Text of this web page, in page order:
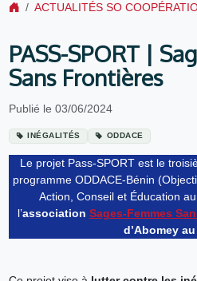
ACTUALITÉS SO
PASS-SPORT |
Sans Frontières
Publié le 03/06/2024
INÉGALITÉS ODDACE
Le projet Pass-SPORT est le
programme ODDACE-Bénin
Action, Conseil et Éducation
l’association Sages-Femmes
d’Abomey